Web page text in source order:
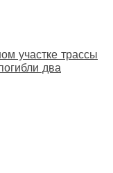
участке трассы
два